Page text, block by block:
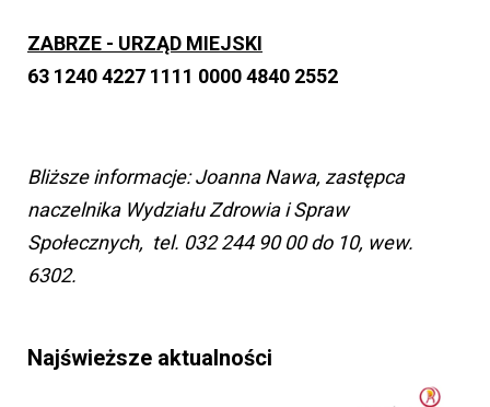
ZABRZE - URZĄD MIEJSKI
63 1240 4227 1111 0000 4840 2552
Bliższe informacje: Joanna Nawa, zastępca
naczelnika Wydziału Zdrowia i Spraw
Społecznych, tel. 032 244 90 00 do 10, wew.
6302.
Najświeższe aktualności